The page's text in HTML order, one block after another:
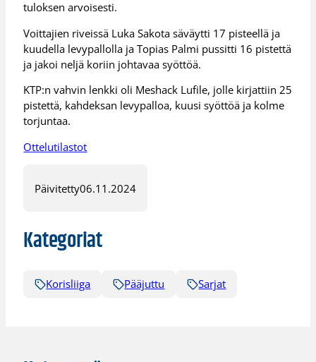
tuloksen arvoisesti.
Voittajien riveissä Luka Sakota säväytti 17 pisteellä ja
kuudella levypallolla ja Topias Palmi pussitti 16 pistettä
ja jakoi neljä koriin johtavaa syöttöä.
KTP:n vahvin lenkki oli Meshack Lufile, jolle kirjattiin 25
pistettä, kahdeksan levypalloa, kuusi syöttöä ja kolme
torjuntaa.
Ottelutilastot
Päivitetty06.11.2024
Kategoriat
Korisliiga Pääjuttu Sarjat